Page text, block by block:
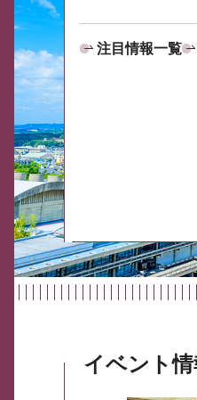
注目情報一覧
イベント情